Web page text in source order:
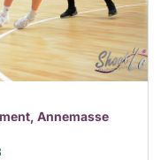
Annemasse